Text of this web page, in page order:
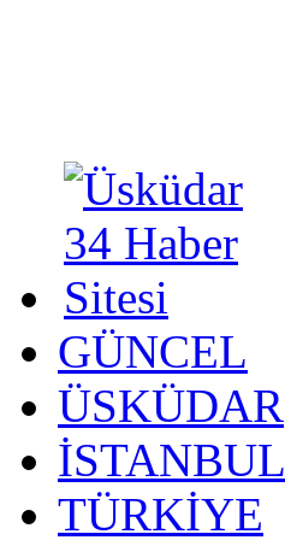
GÜNCEL
ÜSKÜDAR
İSTANBUL
TÜRKİYE